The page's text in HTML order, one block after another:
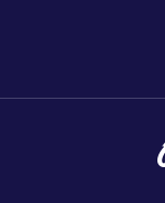
الخروجی